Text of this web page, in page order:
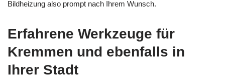
Bildheizung also prompt nach Ihrem Wunsch.
Erfahrene Werkzeuge für
Kremmen und ebenfalls in
Ihrer Stadt